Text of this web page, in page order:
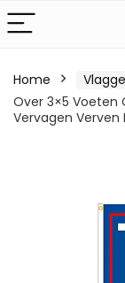
Home
Over 3×5
Vervagen Verven